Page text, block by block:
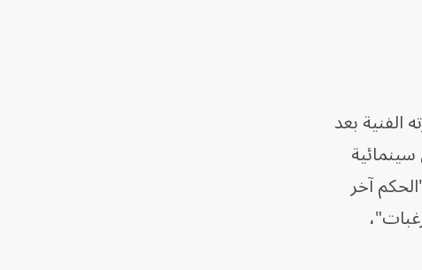
الفنية بعد
آخر